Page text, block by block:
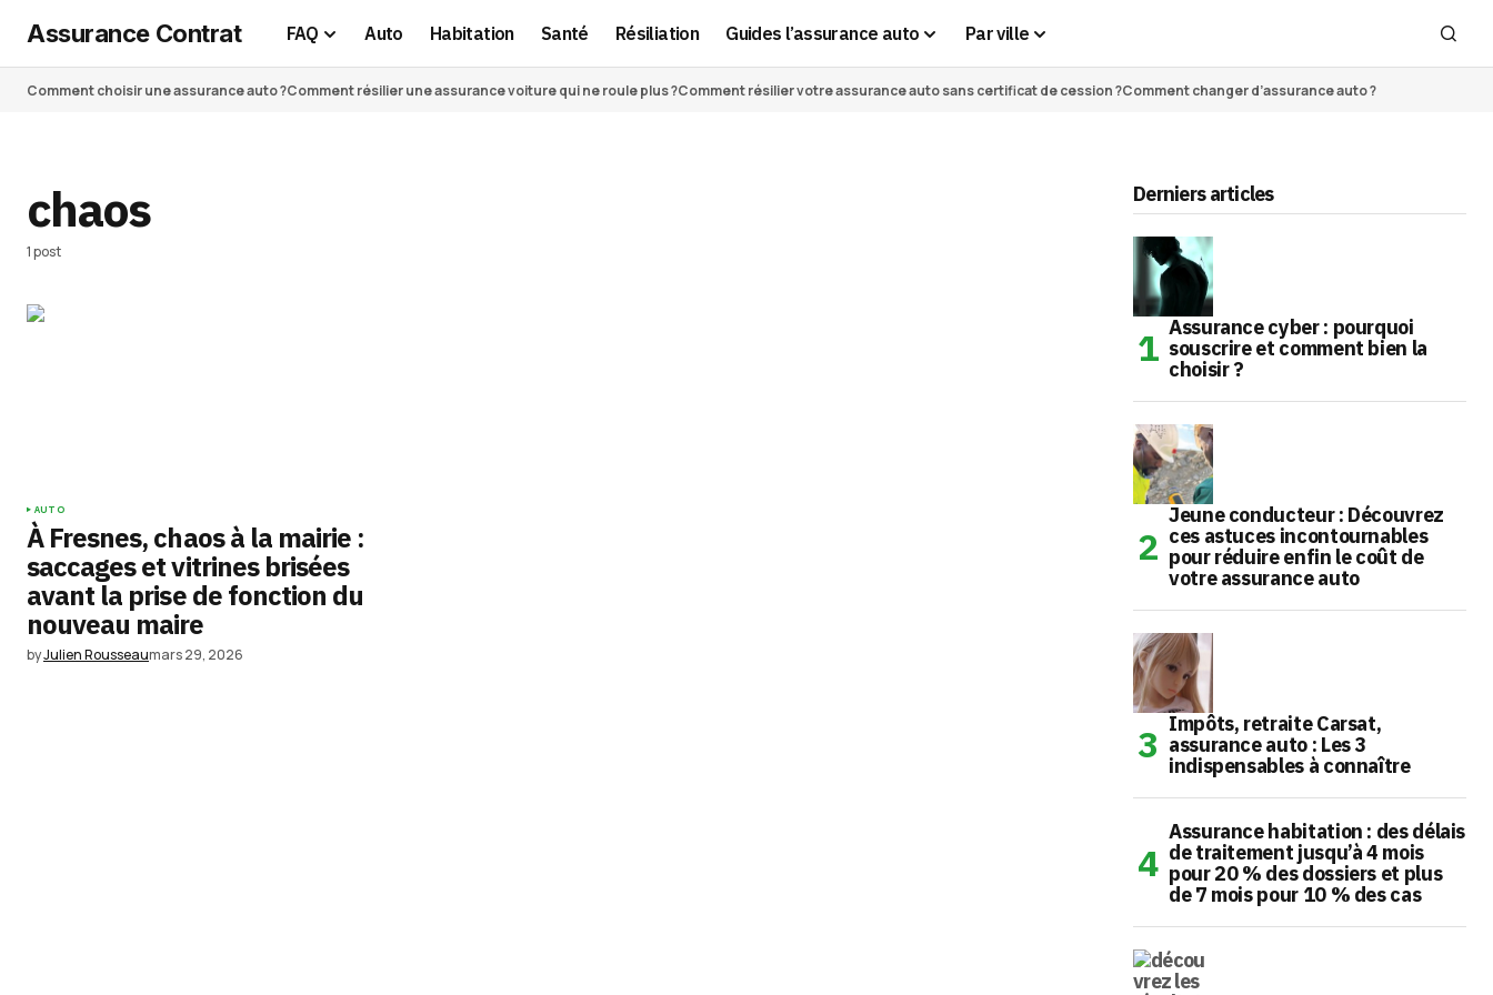
Assurance Contrat FAQ Auto Habitation Santé Résiliation Guides l’assurance auto Par ville
Comment choisir une assurance auto ?Comment résilier une assurance voiture qui ne roule plus ?Comment résilier votre assurance auto sans certificat de cession ?Comment changer d’assurance auto ?
chaos
1 post
AUTO
À Fresnes, chaos à la mairie :
saccages et vitrines brisées
avant la prise de fonction du
nouveau maire
byJulien Rousseaumars 29, 2026
Derniers articles
Assurance cyber : pourquoi
souscrire et comment bien la
choisir ?
Jeune conducteur : Découvrez
ces astuces incontournables
pour réduire enfin le coût de
votre assurance auto
Impôts, retraite Carsat,
assurance auto : Les 3
indispensables à connaître
Assurance habitation : des délais
de traitement jusqu’à 4 mois
pour 20 % des dossiers et plus
de 7 mois pour 10 % des cas